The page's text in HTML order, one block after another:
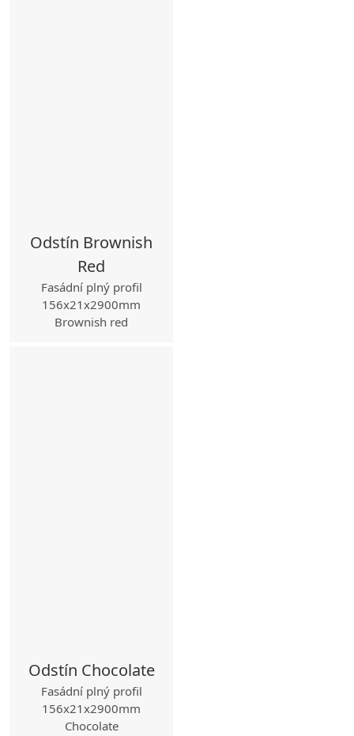
Odstín Brownish
Red
Fasádní plný profil
156x21x2900mm
Brownish red
Odstín Chocolate
Fasádní plný profil
156x21x2900mm
Chocolate